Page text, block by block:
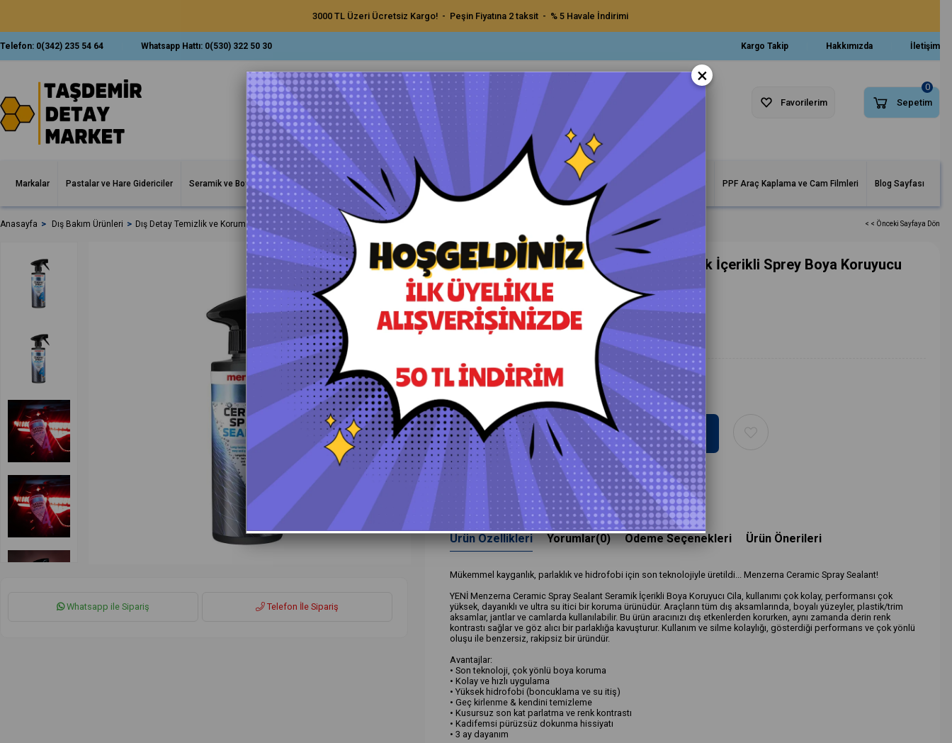
3000 TL Üzeri Ücretsiz Kargo! - Peşin Fiyatına 2 taksit - % 5 Havale İndirimi
Telefon: 0(342) 235 54 64 Whatsapp Hattı: 0(530) 322 50 30 Kargo Takip Hakkımızda İletişim
Sepetim
0
Favorilerim
Markalar Pastalar ve Hare Gidericiler Seramik ve Boya Korumalar İç Bakım Ürünleri Dış Bakım Ürünleri Uygulama Pedleri ve Bezler Aksesuarlar ve Makineler PPF Araç Kaplama ve Cam Filmleri Blog Sayfası
Anasayfa Dış Bakım Ürünleri Dış Detay Temizlik ve Koruma Ürünleri Menzerna Ceramic Spray Sealant Seramik İçerikli Sprey Boya Koruyucu Cila - 500 Ml < < Önceki Sayfaya Dön
›
Whatsapp ile Sipariş Telefon İle Sipariş
Menzerna Ceramic Spray Sealant Seramik İçerikli Sprey Boya Koruyucu
Cila - 500 Ml
Orijinal Ürün - Yetkili Satıcı - Hızlı Kargo
₺1.400,00
Havale ile Ödeme
₺1.330,00
+ Daha FazlaDış Detay Temizlik ve Koruma Ürünleri
Ürün Özellikleri Yorumlar(0) Ödeme Seçenekleri Ürün Önerileri
Mükemmel kayganlık, parlaklık ve hidrofobi için son teknolojiyle üretildi... Menzerna Ceramic Spray Sealant!
YENİ Menzerna Ceramic Spray Sealant Seramik İçerikli Boya Koruyucı Cila, kullanımı çok kolay, performansı çok
yüksek, dayanıklı ve ultra su itici bir koruma ürünüdür. Araçların tüm dış aksamlarında, boyalı yüzeyler, plastik/trim
aksamlar, jantlar ve camlarda kullanılabilir. Bu ürün aracınızı dış etkenlerden korurken, aynı zamanda derin renk
kontrastı sağlar ve göz alıcı bir parlaklığa kavuşturur. Kullanım ve silme kolaylığı, gösterdiği performans ve çok yönlü
oluşu ile benzersiz, rakipsiz bir üründür.
Avantajlar:
• Son teknoloji, çok yönlü boya koruma
• Kolay ve hızlı uygulama
• Yüksek hidrofobi (boncuklama ve su itiş)
• Geç kirlenme & kendini temizleme
• Kusursuz son kat parlatma ve renk kontrastı
• Kadifemsi pürüzsüz dokunma hissiyatı
• 3 ay dayanım
×